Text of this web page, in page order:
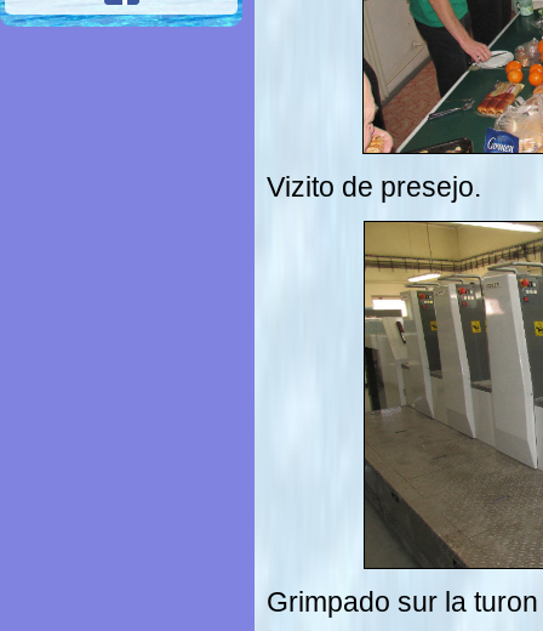
Vizito de presejo.
Grimpado sur la